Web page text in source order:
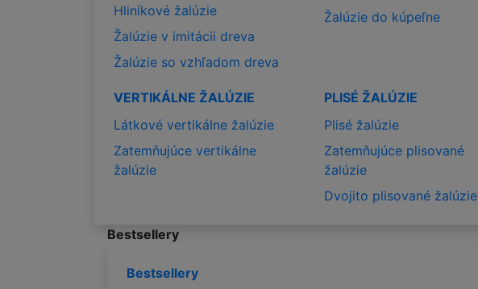
Hliníkové žalúzie
Žalúzie v imitácii dreva
Žalúzie so vzhľadom dreva
Žalúzie do kúpeľne
VERTIKÁLNE ŽALÚZIE
Látkové vertikálne žalúzie
Zatemňujúce vertikálne
žalúzie
PLISÉ ŽALÚZIE
Plisé žalúzie
Zatemňujúce plisované
žalúzie
Dvojito plisované žalúzie
Bestsellery
Bestsellery